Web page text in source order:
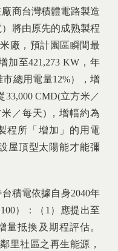
商台灣積體電路製造
將由原先的成熟製程
廠，預計園區瞬間最
加至421,273 KW，年
總用電量12%），增
CMD(立方米／
／每天) ，增幅約為
程所「增加」的用電
屋頂型太陽能才能彌
積電依據自身2040年
）：（1）應提出至
量抵換及期程評估。
里社區之再生能源，